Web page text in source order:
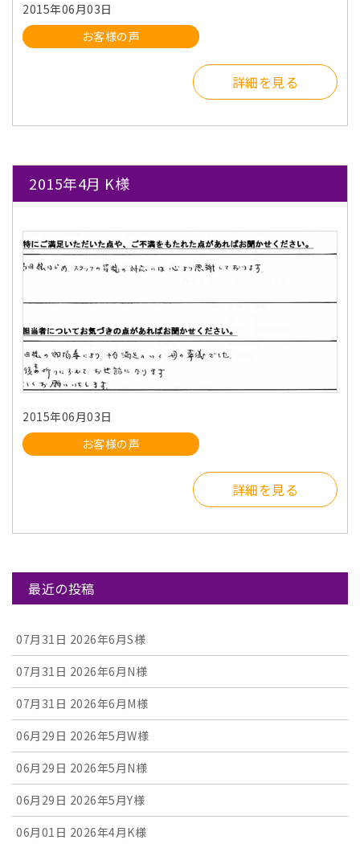
2015年06月03日
お客様の声
詳細を見る
2015年4月 K様
2015年06月03日
お客様の声
詳細を見る
最近の投稿
07月31日 2026年6月S様
07月31日 2026年6月N様
07月31日 2026年6月M様
06月29日 2026年5月W様
06月29日 2026年5月N様
06月29日 2026年5月Y様
06月01日 2026年4月K様